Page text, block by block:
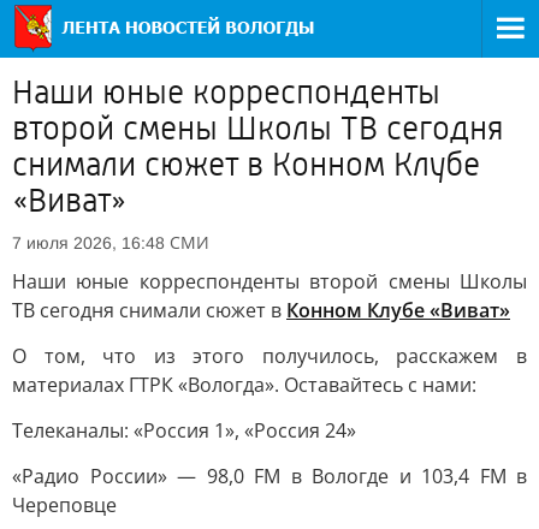
Наши юные корреспонденты
второй смены Школы ТВ сегодня
снимали сюжет в Конном Клубе
«Виват»
7 июля 2026, 16:48 СМИ
Наши юные корреспонденты второй смены Школы
ТВ сегодня снимали сюжет в Конном Клубе «Виват»
О том, что из этого получилось, расскажем в
материалах ГТРК «Вологда». Оставайтесь с нами:
Телеканалы: «Россия 1», «Россия 24»
«Радио России» — 98,0 FM в Вологде и 103,4 FM в
Череповце